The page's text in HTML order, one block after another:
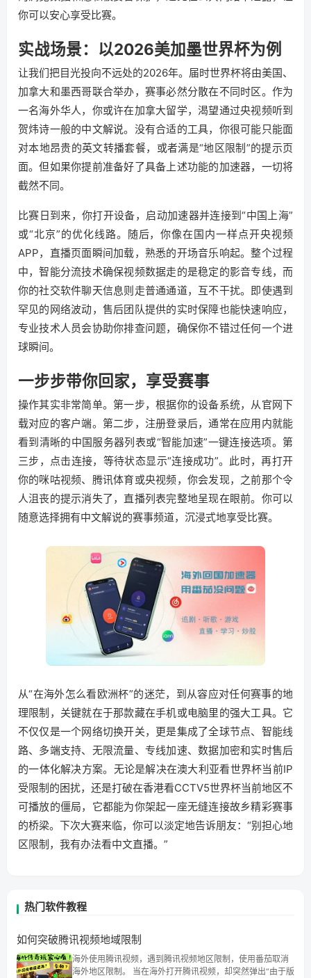
你可以安心享受比赛。
实战场景：以2026美加墨世界杯为例
让我们把目光投向不远处的2026年。届时世界杯将由美国、
加拿大和墨西哥联合举办，赛事必然分散在不同时区。作为
一名海外华人，你或许在加拿大留学，渴望通过央视频听到
贺炜诗一般的中文解说。没有合适的工具，你很可能只能面
对本地昂贵的英文转播套餐，或者满是“地区限制”的提示页
面。但如果你提前准备好了具备上述功能的加速器，一切将
截然不同。
比赛日到来，你打开设备，启动加速器并连接到“中国上海”
或“北京”的优化线路。随后，你像在国内一样点开央视频
APP，直播页面瞬间加载，熟悉的开场音乐响起。整个过程
中，智能分流技术确保视频数据走的是稳定的影音专线，而
你的社交软件聊天信息则走普通通道，互不干扰。即使遇到
罕见的网络波动，售后团队提供的实时保障也能快速响应，
专业技术人员会协助你排查问题，确保你不错过任何一个进
球瞬间。
一步步带你回家，享受赛事
操作其实非常简单。第一步，根据你的设备系统，从官网下
载对应的客户端。第二步，注册登录后，通常在应用内就能
看到清晰的中国服务器列表或“智能加速”一键连接选项。第
三步，点击连接，等待状态显示“连接成功”。此时，再打开
你的咪咕视频、腾讯体育或央视频，你会发现，之前那个令
人沮丧的提示消失了，直播列表完整地呈现在眼前。你可以
随意选择拥有中文解说的赛事频道，沉浸式地享受比赛。
从“在海外怎么看欧洲杯”的迷茫，到从容应对任何赛事的地
理限制，关键就在于那款藏在手机或电脑里的强大工具。它
不仅仅是一个网络切换开关，更是集成了全球节点、智能线
路、多端支持、无限流量、专线加速、数据加密和实时售后
的一体化解决方案。无论是解决在澳大利亚看世界杯当前IP
受限制的困扰，还是打破在香港看CCTV5世界杯当前地区不
可播放的僵局，它都能为你架起一座无缝连接故乡精彩赛事
的桥梁。下次大赛来临，你可以淡定地告诉朋友：“别担心地
区限制，我有办法看中文直播。”
热门软件教程
如何突破腾讯视频地域限制
海外使用腾讯视频，遇到腾讯视频地区限制，使用番茄取消
海外地区限制。 当在海外打开腾讯视频，却突然弹出“由于版